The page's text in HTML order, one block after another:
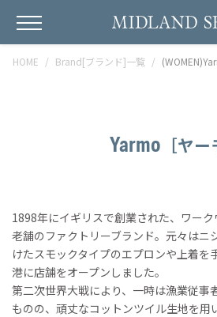
HOME Brand[ブランド]一覧
Yarmo ［ヤー
1898年にイギリスで創業された、ワー
老舗のファクトリーブランド。元々はニ
けたスモックタイプのエプロンや上着を
港に店舗をオープンしました。
第二次世界大戦により、一時は漁業従事
ものの、頑丈なコットンツイル生地を用